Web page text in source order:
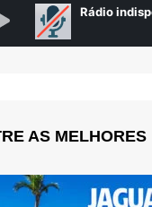
AS MELHORES